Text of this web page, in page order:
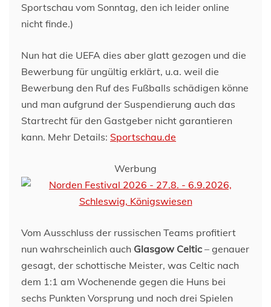
Sportschau vom Sonntag, den ich leider online
nicht finde.)
Nun hat die UEFA dies aber glatt gezogen und die
Bewerbung für ungültig erklärt, u.a. weil die
Bewerbung den Ruf des Fußballs schädigen könne
und man aufgrund der Suspendierung auch das
Startrecht für den Gastgeber nicht garantieren
kann. Mehr Details: Sportschau.de
Werbung
Vom Ausschluss der russischen Teams profitiert
nun wahrscheinlich auch Glasgow Celtic – genauer
gesagt, der schottische Meister, was Celtic nach
dem 1:1 am Wochenende gegen die Huns bei
sechs Punkten Vorsprung und noch drei Spielen